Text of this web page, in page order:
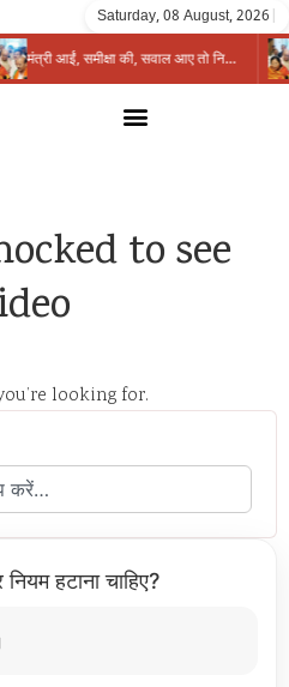
Saturday, 08 August, 2026
मंत्री आईं, समीक्षा की, सवाल आए तो निकल गईं – खाली जयंत चौंकीं पर नहीं दिया जवाब
to see
looking for.
हटाना चाहिए?